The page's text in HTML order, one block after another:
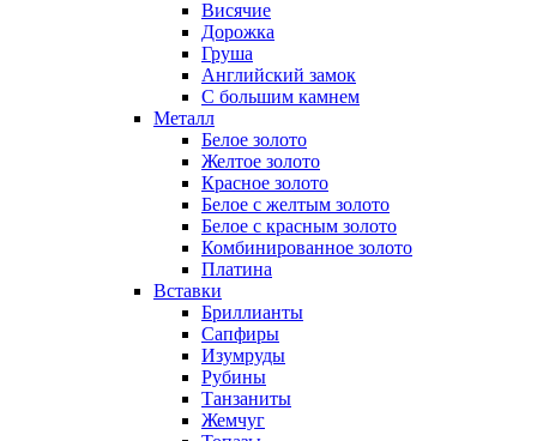
Висячие
Дорожка
Груша
Английский замок
С большим камнем
Металл
Белое золото
Желтое золото
Красное золото
Белое с желтым золото
Белое с красным золото
Комбинированное золото
Платина
Вставки
Бриллианты
Сапфиры
Изумруды
Рубины
Танзаниты
Жемчуг